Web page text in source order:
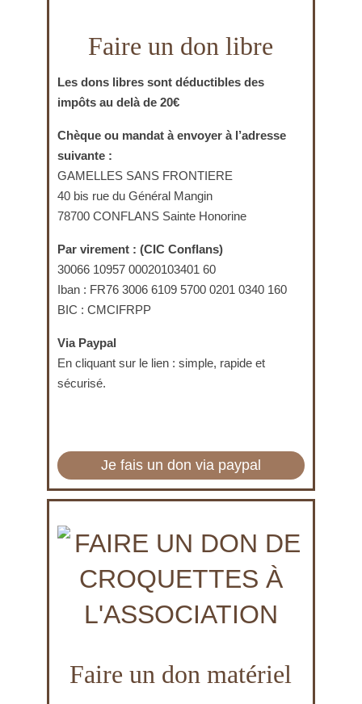
O
T
R
E
Faire un don libre
Les dons libres sont déductibles des
impôts au delà de 20€
Chèque ou mandat à envoyer à l’adresse
suivante :
GAMELLES SANS FRONTIERE
40 bis rue du Général Mangin
78700 CONFLANS Sainte Honorine
Par virement : (CIC Conflans)
30066 10957 00020103401 60
Iban : FR76 3006 6109 5700 0201 0340 160
BIC : CMCIFRPP
Via Paypal
En cliquant sur le lien : simple, rapide et
sécurisé.
Faire un don matériel